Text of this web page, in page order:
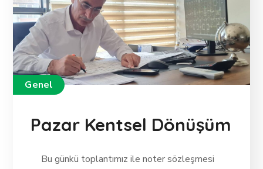
Genel
Pazar Kentsel Dönüşüm
Bu günkü toplantımız ile noter sözleşmesi